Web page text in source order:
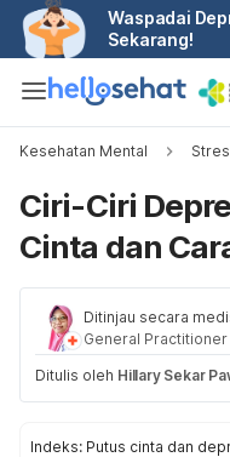
Waspadai
Sekarang!
Kesehatan Mental
Ciri-Ciri
Cinta dan
Ditinjau secara
General Practitioner
Ditulis oleh Hillary Sekar
Indeks: Putus cinta dan